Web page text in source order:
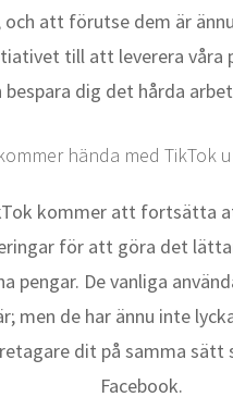
att förutse dem är
till att leverera våra
bespara dig det hårda
hända med TikTok
kommer att fortsätta
för att göra det
pengar. De vanliga
men de har ännu inte
dit på samma sätt
Facebook.